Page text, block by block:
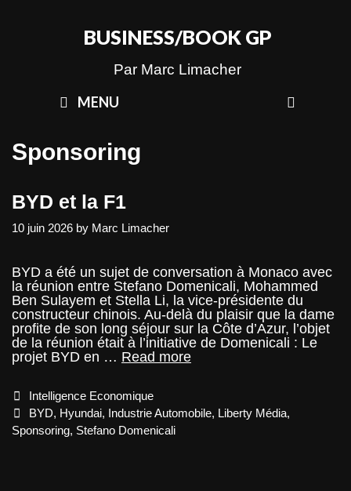
BUSINESS/BOOK GP
Par Marc Limacher
MENU
Sponsoring
BYD et la F1
10 juin 2026 by Marc Limacher
BYD a été un sujet de conversation à Monaco avec
la réunion entre Stefano Domenicali, Mohammed
Ben Sulayem et Stella Li, la vice-présidente du
constructeur chinois. Au-delà du plaisir que la dame
profite de son long séjour sur la Côte d’Azur, l’objet
de la réunion était à l’initiative de Domenicali : Le
projet BYD en … Read moreBYD
Categories
Intelligence Economique
Tags
BYD, Hyundai, Industrie Automobile, Liberty Média,
Sponsoring, Stefano Domenicali